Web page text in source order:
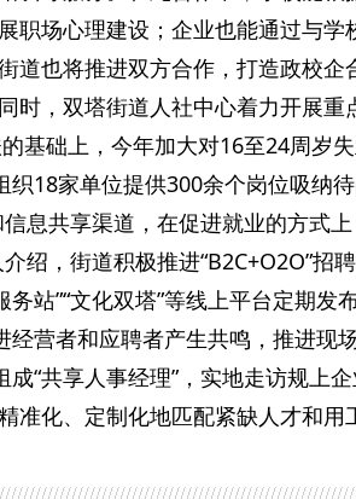
职场心理建设；企业也能通过与学
道也将推进双方合作，打造政校企
时，双塔街道人社中心着力开展重
基础上，今年加大对16至24周岁
18家单位提供300余个岗位吸纳待
息共享渠道，在促进就业的方式
绍，街道积极推进“B2C+O2O”招
务站”“文化双塔”等线上平台定期发
经营者和应聘者产生共鸣，推进现
成“共享人事经理”，实地走访规上
准化、定制化地匹配紧缺人才和用